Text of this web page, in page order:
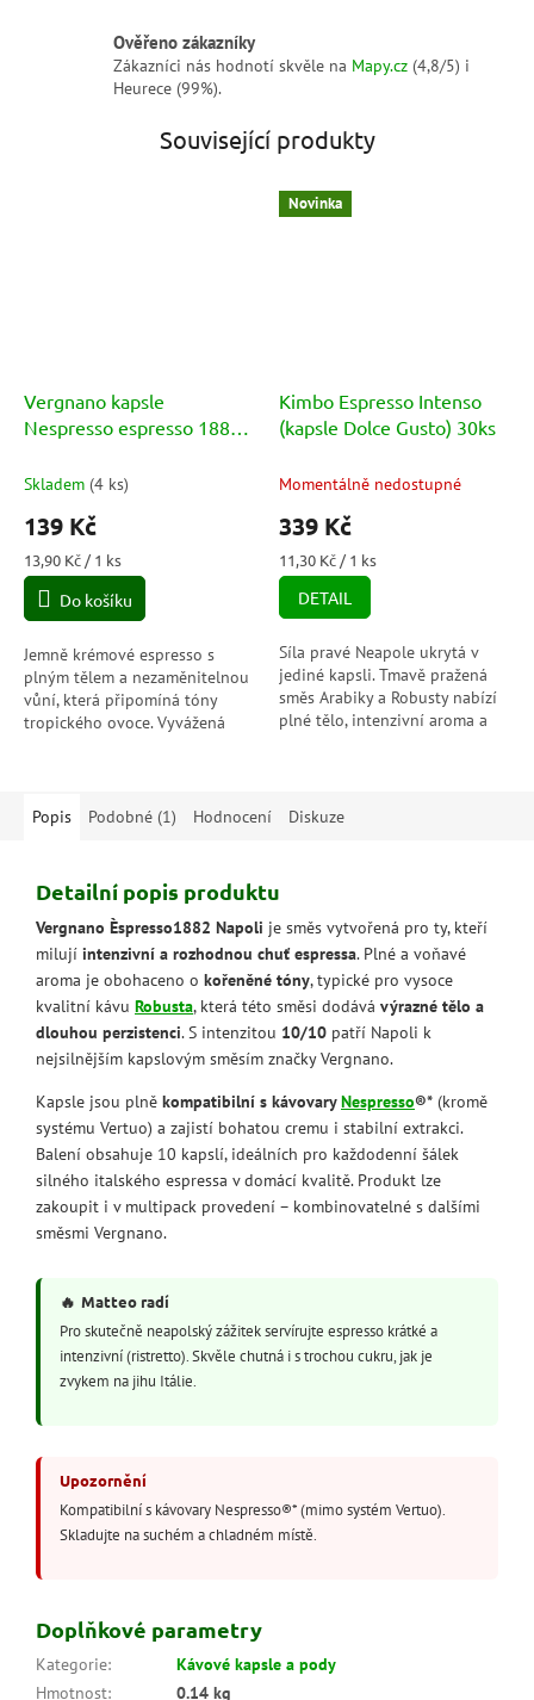
Ověřeno zákazníky
Zákazníci nás hodnotí skvěle na Mapy.cz (4,8/5) i
Heurece (99%).
Související produkty
Vergnano kapsle
Nespresso espresso 1882
Skladem (4 ks)
139 Kč
Měrná
cena:
13,90 Kč / 1 ks
Do košíku
Jemně krémové espresso s
plným tělem a nezaměnitelnou
vůní, která připomíná tóny
tropického ovoce. Vyvážená
Novinka
Kimbo Espresso Intenso
(kapsle Dolce Gusto) 30ks
Momentálně nedostupné
339 Kč
Měrná
cena:
11,30 Kč / 1 ks
DETAIL
Síla pravé Neapole ukrytá v
jediné kapsli. Tmavě pražená
směs Arabiky a Robusty nabízí
plné tělo, intenzivní aroma a
Popis
Podobné (1) Hodnocení Diskuze
Detailní popis produktu
Vergnano Èspresso1882 Napoli je směs vytvořená pro ty, kteří
milují intenzivní a rozhodnou chuť espressa. Plné a voňavé
aroma je obohaceno o kořeněné tóny, typické pro vysoce
kvalitní kávu Robusta, která této směsi dodává výrazné tělo a
dlouhou perzistenci. S intenzitou 10/10 patří Napoli k
nejsilnějším kapslovým směsím značky Vergnano.
Kapsle jsou plně kompatibilní s kávovaryNespresso®* (kromě
systému Vertuo) a zajistí bohatou cremu i stabilní extrakci.
Balení obsahuje 10 kapslí, ideálních pro každodenní šálek
silného italského espressa v domácí kvalitě. Produkt lze
zakoupit i v multipack provedení – kombinovatelné s dalšími
směsmi Vergnano.
🔥 Matteo radí
Pro skutečně neapolský zážitek servírujte espresso krátké a
intenzivní (ristretto). Skvěle chutná i s trochou cukru, jak je
zvykem na jihu Itálie.
Upozornění
Kompatibilní s kávovary Nespresso®* (mimo systém Vertuo).
Skladujte na suchém a chladném místě.
Doplňkové parametry
Kategorie:
Kávové kapsle a pody
Hmotnost: 0.14 kg